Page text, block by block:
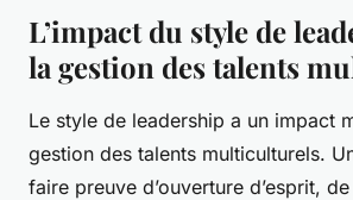
L’impact du style de
la gestion des talents
Le style de leadership a un impact
gestion des talents multiculturels.
faire preuve d’ouverture d’esprit,